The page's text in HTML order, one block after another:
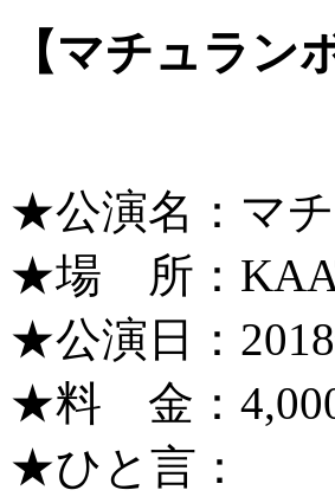
【マチュラン
★公演名：マ
★場 所：
★公演日：
★料 金：
★ひと言：